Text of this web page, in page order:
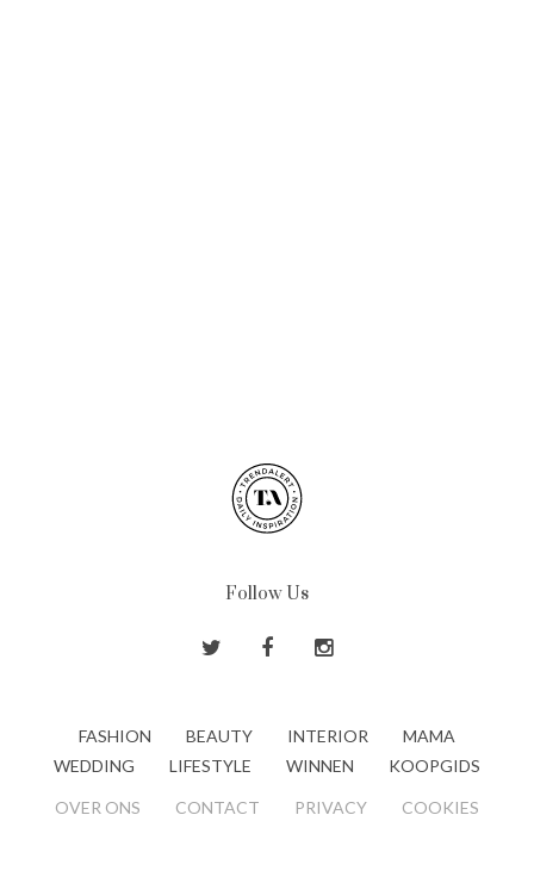
Follow Us
FASHION BEAUTY INTERIOR
MAMA
WEDDING
LIFESTYLE WINNEN KOOPGIDS
OVER ONS CONTACT PRIVACY COOKIES